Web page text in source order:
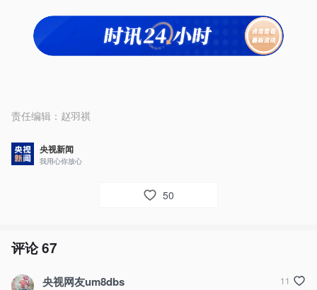
责任编辑： 赵羽祺
央视新闻
我用心你放心
50
评论67
央视网友um8dbs 11